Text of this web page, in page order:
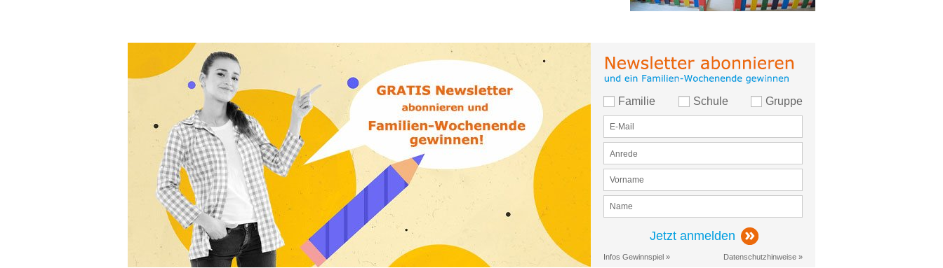
Familie Schule Gruppe
Jetzt anmelden
Infos Gewinnspiel » Datenschutzhinweise »